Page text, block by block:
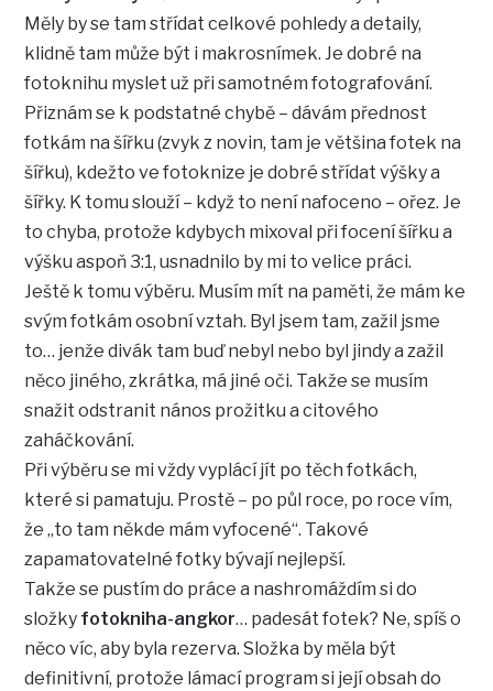
Měly by se tam střídat celkové pohledy a detaily,
klidně tam může být i makrosnímek. Je dobré na
fotoknihu myslet už při samotném fotografování.
Přiznám se k podstatné chybě – dávám přednost
fotkám na šířku (zvyk z novin, tam je většina fotek na
šířku), kdežto ve fotoknize je dobré střídat výšky a
šířky. K tomu slouží – když to není nafoceno – ořez. Je
to chyba, protože kdybych mixoval při focení šířku a
výšku aspoň 3:1, usnadnilo by mi to velice práci.
Ještě k tomu výběru. Musím mít na paměti, že mám ke
svým fotkám osobní vztah. Byl jsem tam, zažil jsme
to… jenže divák tam buď nebyl nebo byl jindy a zažil
něco jiného, zkrátka, má jiné oči. Takže se musím
snažit odstranit nános prožitku a citového
zaháčkování.
Při výběru se mi vždy vyplácí jít po těch fotkách,
které si pamatuju. Prostě – po půl roce, po roce vím,
že „to tam někde mám vyfocené“. Takové
zapamatovatelné fotky bývají nejlepší.
Takže se pustím do práce a nashromáždím si do
složky fotokniha-angkor… padesát fotek? Ne, spíš o
něco víc, aby byla rezerva. Složka by měla být
definitivní, protože lámací program si její obsah do